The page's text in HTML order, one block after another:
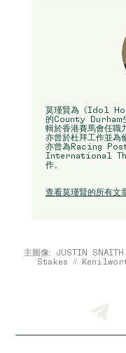
莫瑾賢為《Idol
的County Durham
輯於香港賽馬會任職
亦曾於杜拜工作並為
亦曾為Racing
International
作。
查看莫瑾賢的所有文
主圖像: JUSTIN
Stakes //